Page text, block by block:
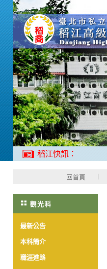
稻江快訊：
回首頁
觀光科
最新公告
本科簡介
職涯進路